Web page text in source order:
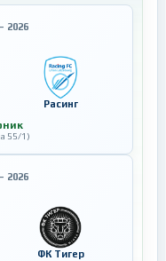
2026
Расинг
55/1)
2026
ФК Тигер